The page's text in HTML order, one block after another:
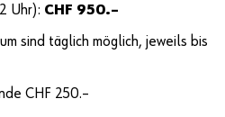
Uhr): CHF 950.–
sind täglich möglich, jeweils bis
CHF 250.–